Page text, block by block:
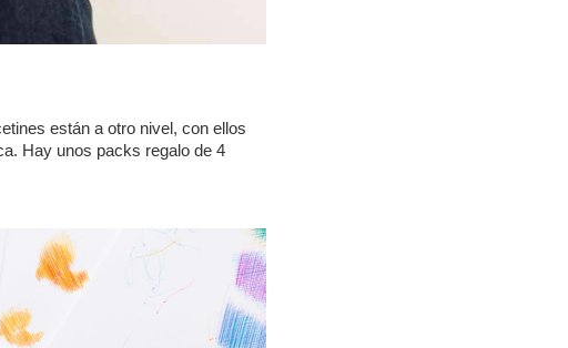
están a otro nivel, con ellos
Hay unos packs regalo de 4